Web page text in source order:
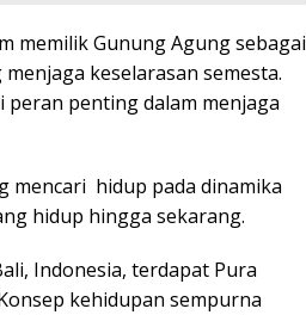
memilik Gunung Agung sebagai
keselarasan semesta.
penting dalam menjaga
mencari hidup pada dinamika
hidup hingga sekarang.
Indonesia, terdapat Pura
kehidupan sempurna